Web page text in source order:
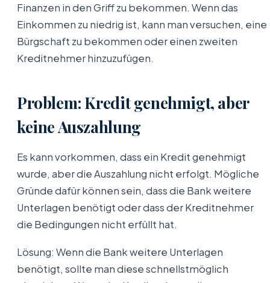
Finanzen in den Griff zu bekommen. Wenn das
Einkommen zu niedrig ist, kann man versuchen, eine
Bürgschaft zu bekommen oder einen zweiten
Kreditnehmer hinzuzufügen.
Problem: Kredit genehmigt, aber
keine Auszahlung
Es kann vorkommen, dass ein Kredit genehmigt
wurde, aber die Auszahlung nicht erfolgt. Mögliche
Gründe dafür können sein, dass die Bank weitere
Unterlagen benötigt oder dass der Kreditnehmer
die Bedingungen nicht erfüllt hat.
Lösung: Wenn die Bank weitere Unterlagen
benötigt, sollte man diese schnellstmöglich